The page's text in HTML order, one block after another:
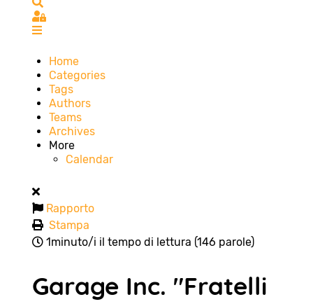
Sign In
Home
Categories
Tags
Authors
Teams
Archives
More
Calendar
Rapporto
Stampa
1minuto/i il tempo di lettura (146 parole)
Garage Inc. "Fratelli